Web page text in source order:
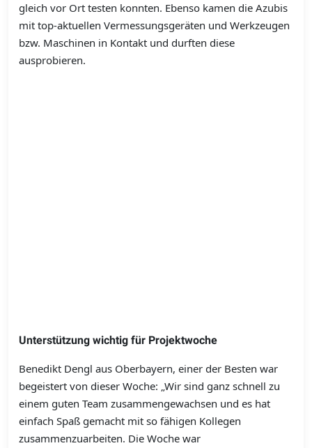
gleich vor Ort testen konnten. Ebenso kamen die Azubis
mit top-aktuellen Vermessungsgeräten und Werkzeugen
bzw. Maschinen in Kontakt und durften diese
ausprobieren.
Unterstützung wichtig für Projektwoche
Benedikt Dengl aus Oberbayern, einer der Besten war
begeistert von dieser Woche: „Wir sind ganz schnell zu
einem guten Team zusammengewachsen und es hat
einfach Spaß gemacht mit so fähigen Kollegen
zusammenzuarbeiten. Die Woche war